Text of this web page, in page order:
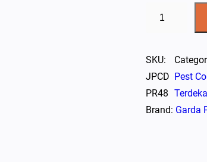
n
t
i
t
SKU:
JPCD
PR48
Pest
Brand: Garda